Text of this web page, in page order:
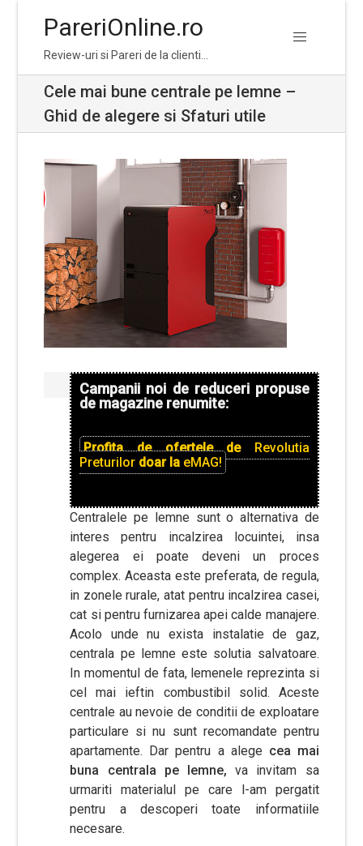
navigation
content
PareriOnline.ro
Review-uri si Pareri de la clienti…
Cele mai bune centrale pe lemne –
Ghid de alegere si Sfaturi utile
Campanii noi de reduceri propuse
de magazine renumite:
Profita de ofertele de
Revolutia
Preturilor doar la eMAG!
Centralele pe lemne sunt o alternativa de
interes pentru incalzirea locuintei, insa
alegerea ei poate deveni un proces
complex. Aceasta este preferata, de regula,
in zonele rurale, atat pentru incalzirea casei,
cat si pentru furnizarea apei calde manajere.
Acolo unde nu exista instalatie de gaz,
centrala pe lemne este solutia salvatoare.
In momentul de fata, lemenele reprezinta si
cel mai ieftin combustibil solid. Aceste
centrale au nevoie de conditii de exploatare
particulare si nu sunt recomandate pentru
apartamente. Dar pentru a alege cea mai
buna centrala pe lemne,va invitam sa
urmariti materialul pe care l-am pergatit
pentru a descoperi toate informatiile
necesare.